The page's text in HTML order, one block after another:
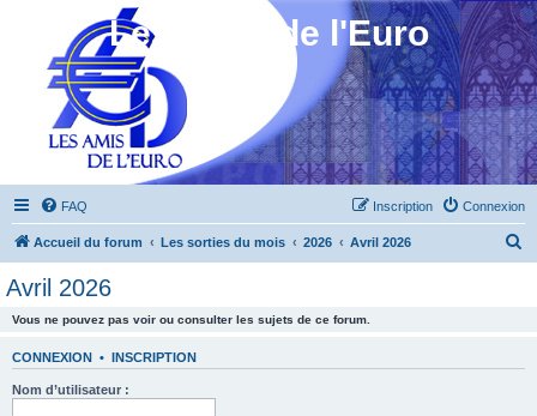
Les Amis de l'Euro
FAQ Connexion
Inscription
Accueil du forum Les sorties du mois 2026 Avril 2026
Avril 2026
Vous ne pouvez pas voir ou consulter les sujets de ce forum.
CONNEXION • INSCRIPTION
Nom d’utilisateur :